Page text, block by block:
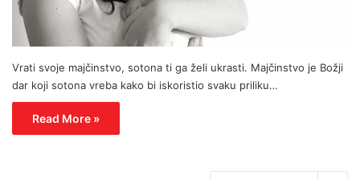
Vrati svoje majčinstvo, sotona ti ga želi ukrasti. Majčinstvo je Božji
dar koji sotona vreba kako bi iskoristio svaku priliku…
Read More »